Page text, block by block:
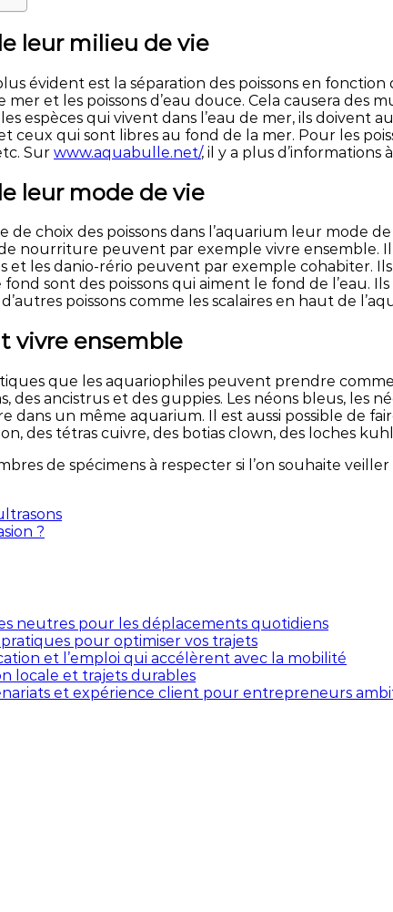
leur milieu de vie
évident est la séparation des poissons en
et les poissons d’eau douce. Cela causera
espèces qui vivent dans l’eau de mer, ils doivent
ceux qui sont libres au fond de la mer. Pour les
Sur www.aquabulle.net/, il y a plus d’informations
leur mode de vie
choix des poissons dans l’aquarium leur mode
nourriture peuvent par exemple vivre
et les danio-rério peuvent par exemple cohabiter.
sont des poissons qui aiment le fond de l’eau.
poissons comme les scalaires en haut de
vivre ensemble
que les aquariophiles peuvent prendre
des ancistrus et des guppies. Les néons bleus, les
un même aquarium. Il est aussi possible de
des tétras cuivre, des botias clown, des loches
de spécimens à respecter si l’on souhaite
?
neutres pour les déplacements quotidiens
pour optimiser vos trajets
et l’emploi qui accélèrent avec la mobilité
locale et trajets durables
et expérience client pour entrepreneurs